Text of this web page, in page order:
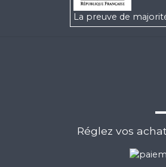
La preuve de
Réglez vos